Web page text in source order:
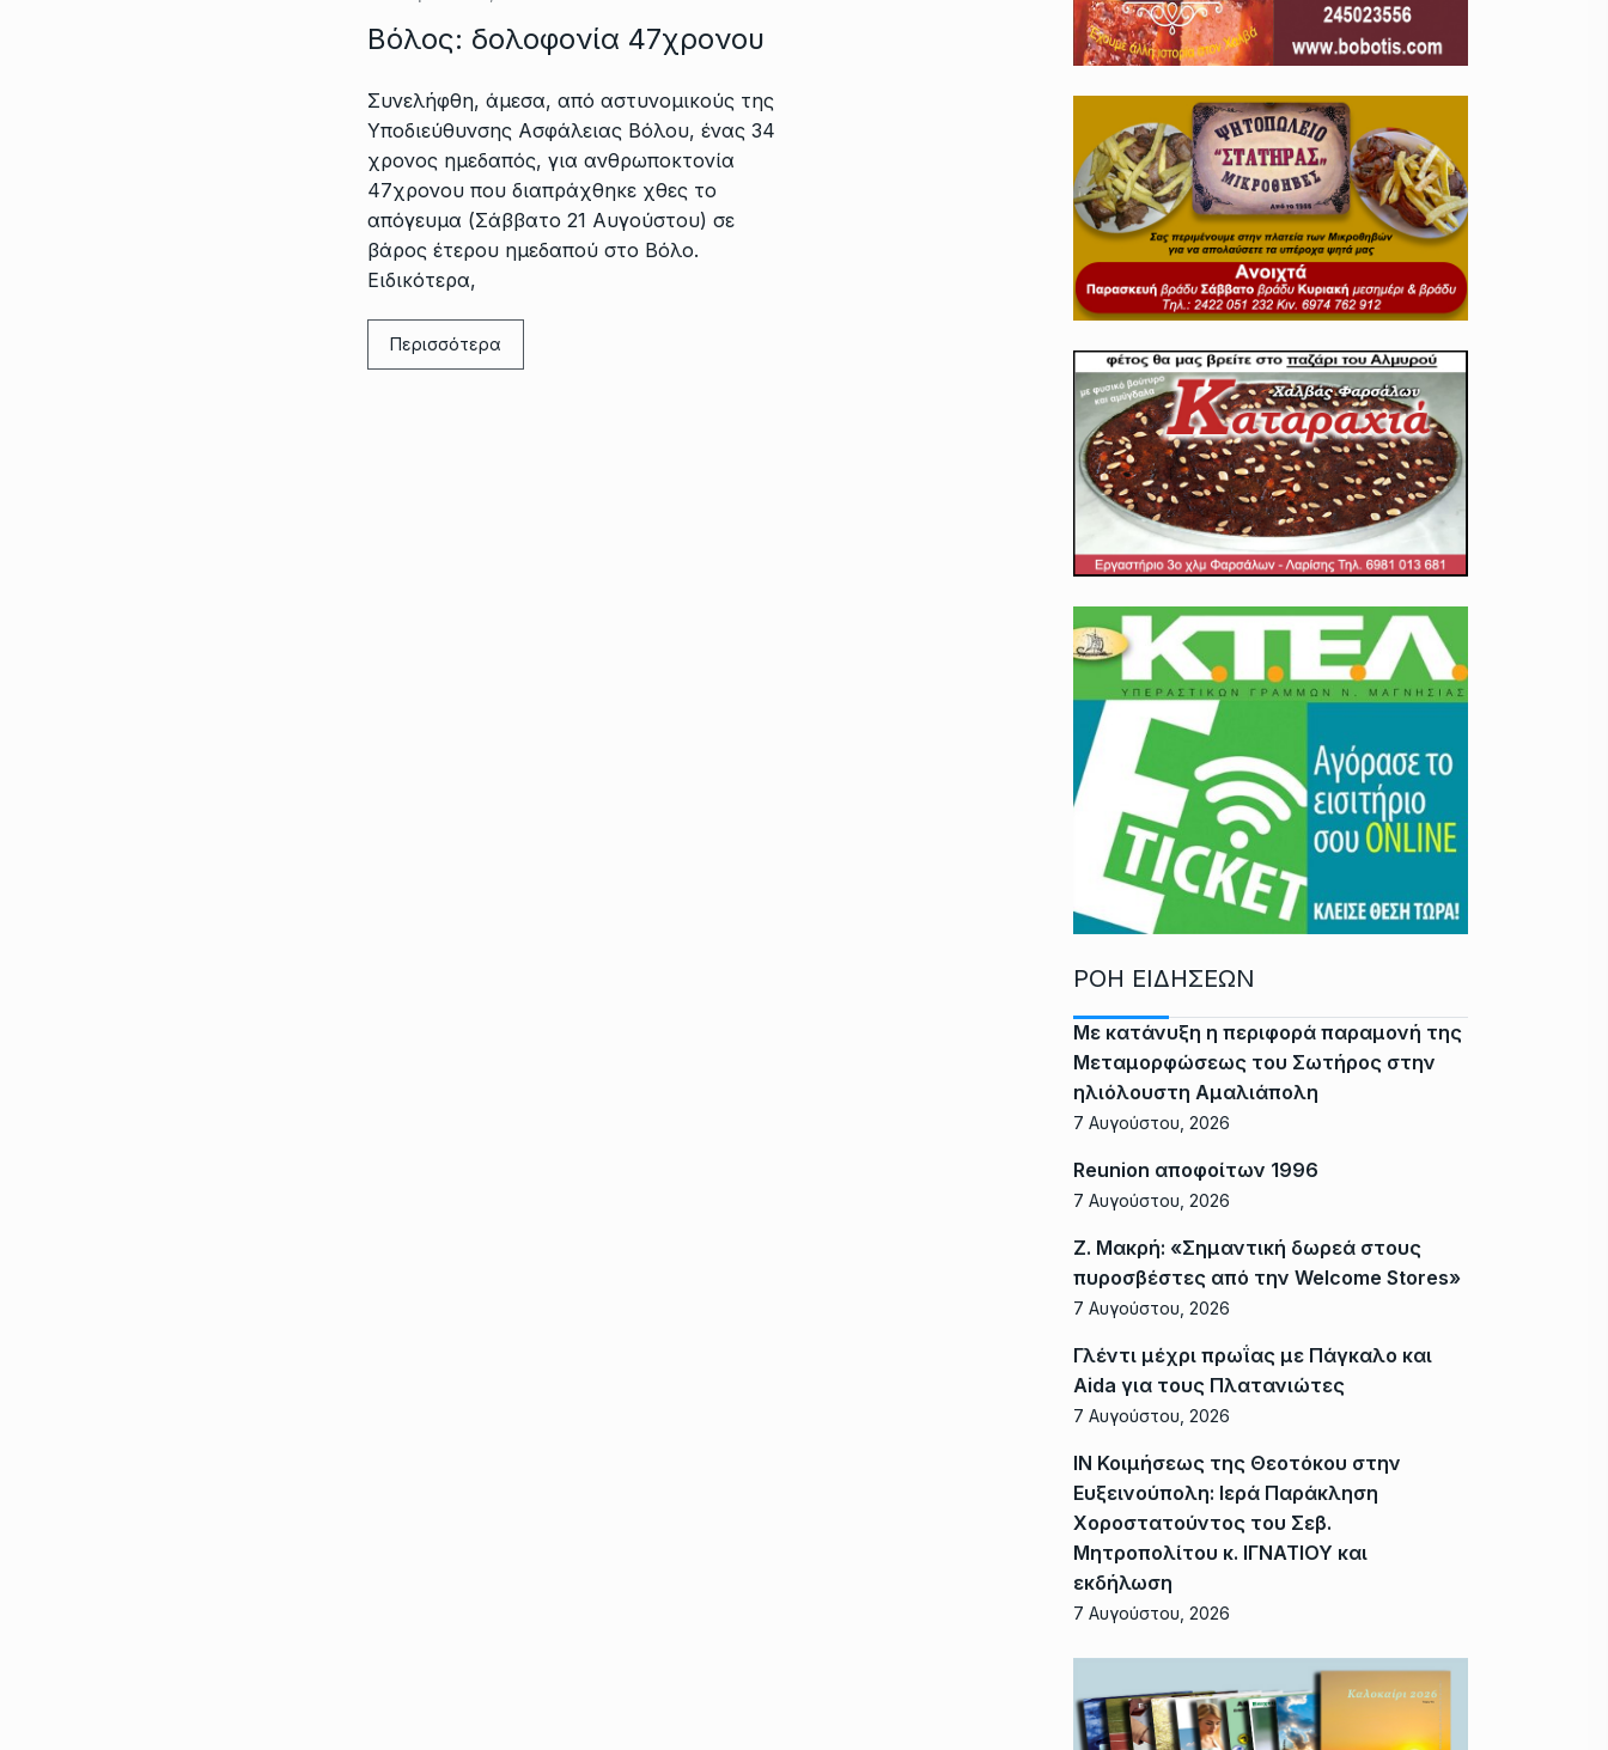
Βόλος: δολοφονία 47χρονου
Συνελήφθη, άμεσα, από αστυνομικούς της
Υποδιεύθυνσης Ασφάλειας Βόλου, ένας 34
χρονος ημεδαπός, για ανθρωποκτονία
47χρονου που διαπράχθηκε χθες το
απόγευμα (Σάββατο 21 Αυγούστου) σε
βάρος έτερου ημεδαπού στο Βόλο.
Ειδικότερα,
Περισσότερα
ΡΟΗ ΕΙΔΗΣΕΩΝ
Με κατάνυξη η περιφορά παραμονή της
Μεταμορφώσεως του Σωτήρος στην
ηλιόλουστη Αμαλιάπολη
7 Αυγούστου, 2026
Reunion αποφοίτων 1996
7 Αυγούστου, 2026
Ζ. Μακρή: «Σημαντική δωρεά στους
πυροσβέστες από την Welcome Stores»
7 Αυγούστου, 2026
Γλέντι μέχρι πρωΐας με Πάγκαλο και
Aida για τους Πλατανιώτες
7 Αυγούστου, 2026
ΙΝ Κοιμήσεως της Θεοτόκου στην
Ευξεινούπολη: Ιερά Παράκληση
Χοροστατούντος του Σεβ.
Μητροπολίτου κ. ΙΓΝΑΤΙΟΥ και
εκδήλωση
7 Αυγούστου, 2026